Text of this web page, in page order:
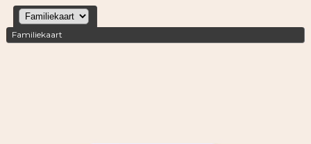
Familiekaart